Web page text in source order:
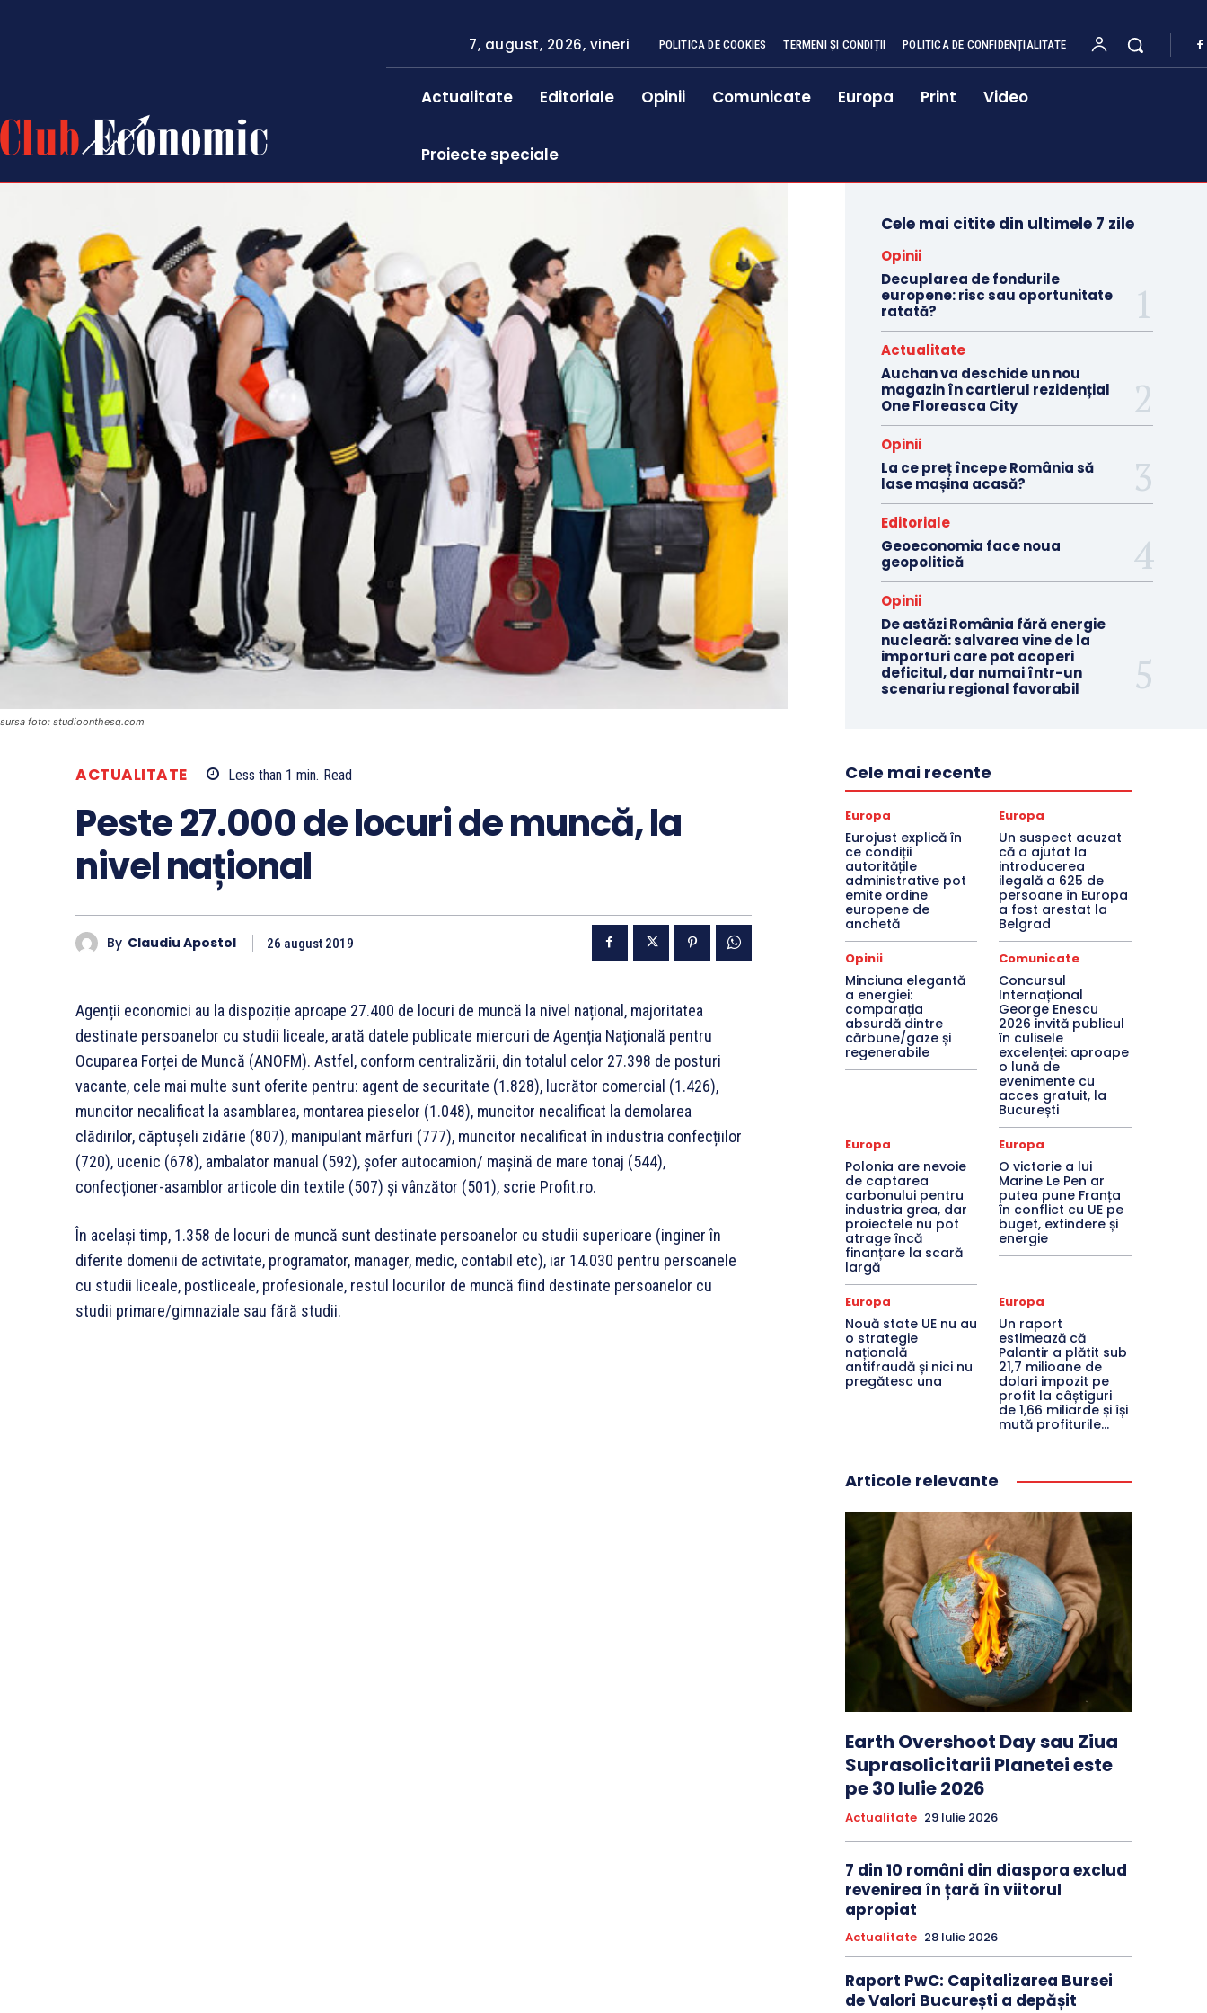
7, august, 2026, vineri POLITICA DE COOKIES TERMENI ȘI CONDIȚII POLITICA DE CONFIDENȚIALITATE
Actualitate Editoriale Opinii Comunicate Europa Print Video
Proiecte speciale
sursa foto: studioonthesq.com
ACTUALITATE Less than 1 min. Read
Peste 27.000 de locuri de muncă, la
nivel național
By Claudiu Apostol 26 august 2019
Agenții economici au la dispoziție aproape 27.400 de locuri de muncă la nivel național, majoritatea
destinate persoanelor cu studii liceale, arată datele publicate miercuri de Agenția Națională pentru
Ocuparea Forței de Muncă (ANOFM). Astfel, conform centralizării, din totalul celor 27.398 de posturi
vacante, cele mai multe sunt oferite pentru: agent de securitate (1.828), lucrător comercial (1.426),
muncitor necalificat la asamblarea, montarea pieselor (1.048), muncitor necalificat la demolarea
clădirilor, căptușeli zidărie (807), manipulant mărfuri (777), muncitor necalificat în industria confecțiilor
(720), ucenic (678), ambalator manual (592), șofer autocamion/ mașină de mare tonaj (544),
confecționer-asamblor articole din textile (507) și vânzător (501), scrie Profit.ro.
În același timp, 1.358 de locuri de muncă sunt destinate persoanelor cu studii superioare (inginer în
diferite domenii de activitate, programator, manager, medic, contabil etc), iar 14.030 pentru persoanele
cu studii liceale, postliceale, profesionale, restul locurilor de muncă fiind destinate persoanelor cu
studii primare/gimnaziale sau fără studii.
Cele mai citite din ultimele 7 zile
Opinii
Decuplarea de fondurile
europene: risc sau oportunitate
ratată?
Actualitate
Auchan va deschide un nou
magazin în cartierul rezidențial
One Floreasca City
Opinii
La ce preț începe România să
lase mașina acasă?
Editoriale
Geoeconomia face noua
geopolitică
Opinii
De astăzi România fără energie
nucleară: salvarea vine de la
importuri care pot acoperi
deficitul, dar numai într-un
scenariu regional favorabil
Cele mai recente
Europa
Eurojust explică în
ce condiții
autoritățile
administrative pot
emite ordine
europene de
anchetă
Europa
Un suspect acuzat
că a ajutat la
introducerea
ilegală a 625 de
persoane în Europa
a fost arestat la
Belgrad
Opinii
Minciuna elegantă
a energiei:
comparația
absurdă dintre
cărbune/gaze și
regenerabile
Comunicate
Concursul
Internațional
George Enescu
2026 invită publicul
în culisele
excelenței: aproape
o lună de
evenimente cu
acces gratuit, la
București
Europa
Polonia are nevoie
de captarea
carbonului pentru
industria grea, dar
proiectele nu pot
atrage încă
finanțare la scară
largă
Europa
O victorie a lui
Marine Le Pen ar
putea pune Franța
în conflict cu UE pe
buget, extindere și
energie
Europa
Nouă state UE nu au
o strategie
națională
antifraudă și nici nu
pregătesc una
Europa
Un raport
estimează că
Palantir a plătit sub
21,7 milioane de
dolari impozit pe
profit la câștiguri
de 1,66 miliarde și își
mută profiturile...
Articole relevante
Earth Overshoot Day sau Ziua
Suprasolicitarii Planetei este
pe 30 Iulie 2026
Actualitate 29 Iulie 2026
7 din 10 români din diaspora exclud
revenirea în țară în viitorul
apropiat
Actualitate 28 Iulie 2026
Raport PwC: Capitalizarea Bursei
de Valori București a depășit